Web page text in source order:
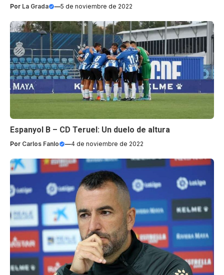
Por La Grada —5 de noviembre de 2022
Espanyol B – CD Teruel: Un duelo de altura
Por Carlos Fanlo —4 de noviembre de 2022